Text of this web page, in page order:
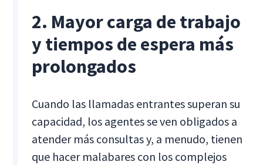
2. Mayor carga de trabajo
y tiempos de espera más
prolongados
Cuando las llamadas entrantes superan su
capacidad, los agentes se ven obligados a
atender más consultas y, a menudo, tienen
que hacer malabares con los complejos